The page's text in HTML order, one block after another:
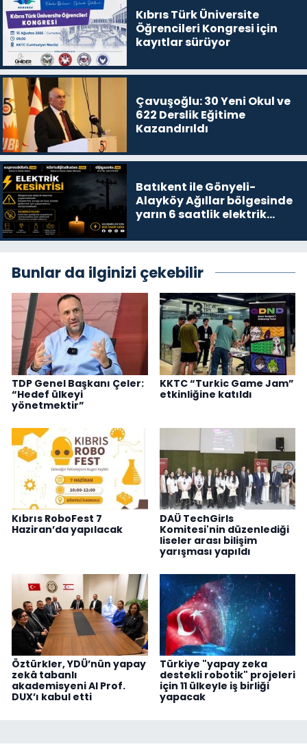
Kıbrıs Türk Üniversite
Öğrencileri Kongresi için
kayıtlar sürüyor
Çavuşoğlu: 30 Yeni Okul ve
622 Derslik Eğitime
Kazandırıldı
Batıkent ile Gönyeli-
Alayköy Ağıllar bölgesinde
yarın 6 saatlik elektrik
Bunlar da ilginizi çekebilir
TDP Genel Başkanı Çeler:
“Hedef ülkeyi
yönetmektir”
KKTC “Turkic Game Jam”
etkinliğine katıldı
Kıbrıs RoboFest 7
Haziran’da yapılacak
DAÜ TechGirls
Komitesi'nin düzenlediği
liseler arası bilişim
yarışması yapıldı
Öztürkler, YDÜ’nün yapay
zekâ tabanlı
akademisyeni AI Prof.
DUX’ı kabul etti
Türkiye "yapay zeka
destekli robotik" projeleri
için 11 ülkeyle iş birliği
yapacak